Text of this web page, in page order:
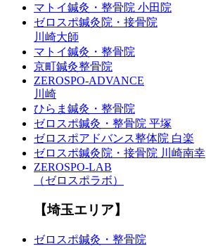
マトイ鍼灸・整骨院 小田院
ゼロスポ鍼灸院・接骨院
川崎大師
マトイ鍼灸・整骨院
京町鍼灸整骨院
ZEROSPO-ADVANCE
川崎
ひらま鍼灸・整骨院
ゼロスポ鍼灸・整骨院 平塚
ゼロスポアドバンス整体院 白楽
ゼロスポ鍼灸院・接骨院 川崎南幸
ZEROSPO-LAB
（ゼロスポラボ）
【埼玉エリア】
ゼロスポ鍼灸・整骨院